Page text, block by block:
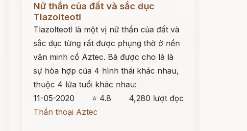
Nữ thần của đất và sắc dục
Tlazolteotl
Tlazolteotl là một vị nữ thần của đất và
sắc dục từng rất được phụng thờ ở nền
văn minh cổ Aztec. Bà được cho là là
sự hòa hợp của 4 hình thái khác nhau,
thuộc 4 lứa tuổi khác nhau:
11-05-2020
⭐ 4.8
4,280 lượt đọc
Thần thoại Aztec